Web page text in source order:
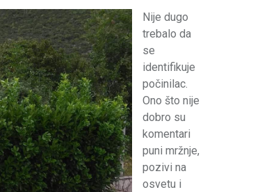
Nije dugo
trebalo da
se
identifikuje
počinilac.
Ono što nije
dobro su
komentari
puni mržnje,
pozivi na
osvetu i